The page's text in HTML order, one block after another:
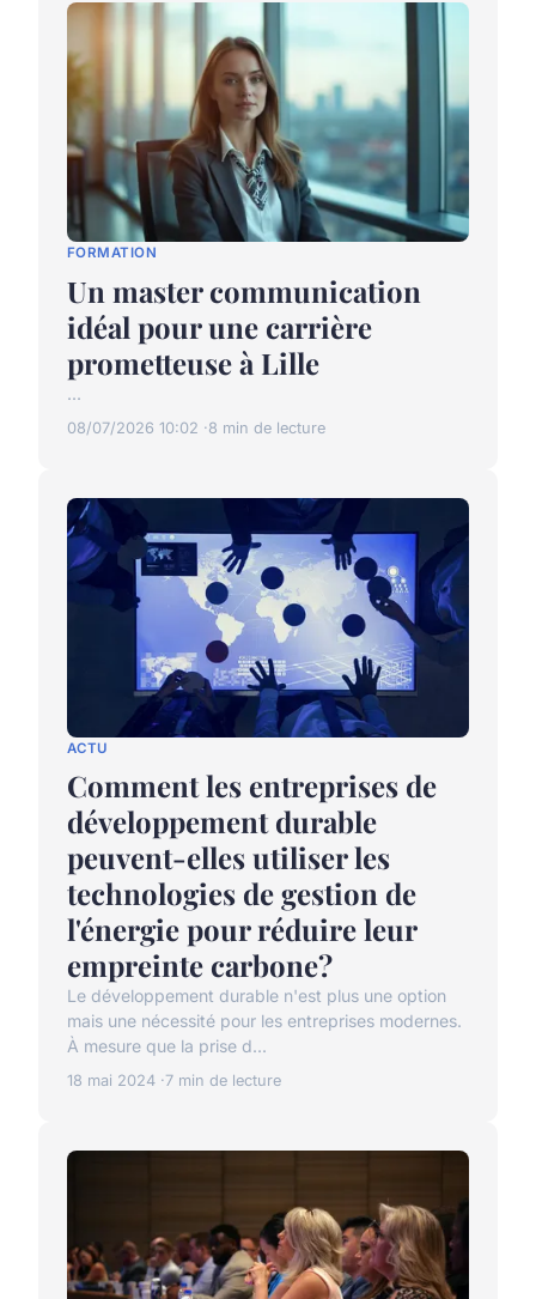
FORMATION
Un master communication
idéal pour une carrière
prometteuse à Lille
...
08/07/2026 10:02 8 min de lecture
ACTU
Comment les entreprises de
développement durable
peuvent-elles utiliser les
technologies de gestion de
l'énergie pour réduire leur
empreinte carbone?
Le développement durable n'est plus une option
mais une nécessité pour les entreprises modernes.
À mesure que la prise d...
18 mai 2024 7 min de lecture